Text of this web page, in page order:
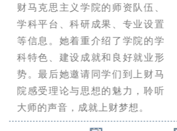
财马克思主义学院的师资队伍、
学科平台、科研成果、专业设置
等信息。她着重介绍了学院的学
科特色、建设成就和良好就业形
势。最后她邀请同学们到上财马
院感受理论与思想的魅力，聆听
大师的声音，成就上财梦想。